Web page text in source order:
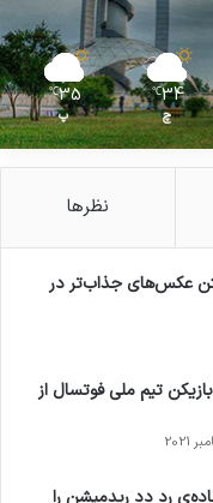
34
℃
چ
35
℃
پ
نظرها
عکس‌های جذاب‌تر در
تیم ملی فوتسال از
رد دد ریدمپشن را